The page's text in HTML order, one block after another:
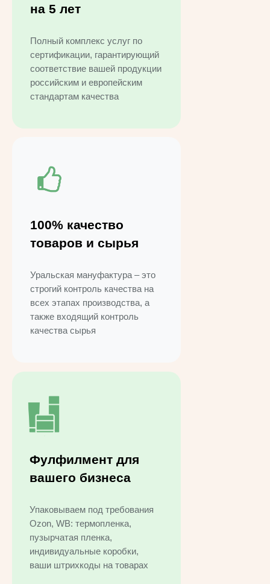
на 5 лет
Полный комплекс услуг по
сертификации, гарантирующий
соответствие вашей продукции
российским и европейским
стандартам качества
100% качество
товаров и сырья
Уральская мануфактура – это
строгий контроль качества на
всех этапах производства, а
также входящий контроль
качества сырья
Упаковываем под требования
Ozon, WB: термопленка,
пузырчатая пленка,
индивидуальные коробки,
ваши штрихкоды на товарах
Фулфилмент для
вашего бизнеса